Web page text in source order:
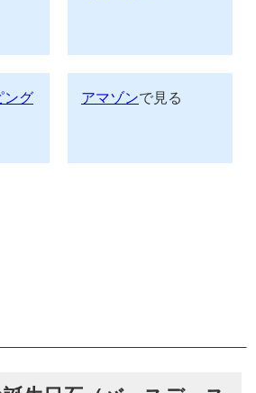
ング
アマゾンで見る